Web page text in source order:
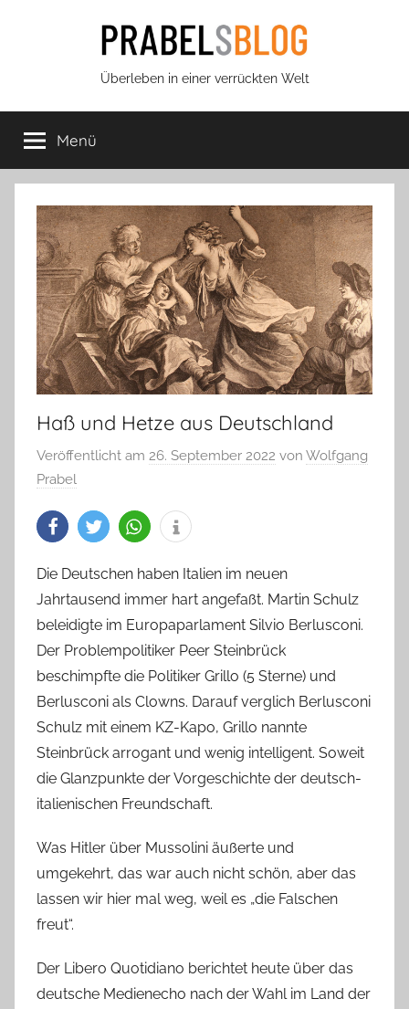
Prabels
Blog
Überleben in einer verrückten Welt
Menü
Haß und Hetze aus Deutschland
Veröffentlicht am 26. September 2022 von Wolfgang
Prabel
Die Deutschen haben Italien im neuen
Jahrtausend immer hart angefaßt. Martin Schulz
beleidigte im Europaparlament Silvio Berlusconi.
Der Problempolitiker Peer Steinbrück
beschimpfte die Politiker Grillo (5 Sterne) und
Berlusconi als Clowns. Darauf verglich Berlusconi
Schulz mit einem KZ-Kapo, Grillo nannte
Steinbrück arrogant und wenig intelligent. Soweit
die Glanzpunkte der Vorgeschichte der deutsch-
italienischen Freundschaft.
Was Hitler über Mussolini äußerte und
umgekehrt, das war auch nicht schön, aber das
lassen wir hier mal weg, weil es „die Falschen
freut“.
Der Libero Quotidiano berichtet heute über das
deutsche Medienecho nach der Wahl im Land der